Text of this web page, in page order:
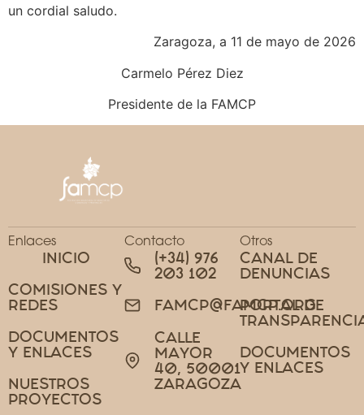
un cordial saludo.
Zaragoza, a 11 de mayo de 2026
Carmelo Pérez Diez
Presidente de la FAMCP
Enlaces
INICIO
COMISIONES Y
REDES
DOCUMENTOS
Y ENLACES
NUESTROS
PROYECTOS
Contacto
(+34) 976
203 102
FAMCP@FAMCP.ORG
CALLE
MAYOR
40, 50001
ZARAGOZA
Otros
CANAL DE
DENUNCIAS
PORTAL DE
DOCUMENTOS
Y ENLACES